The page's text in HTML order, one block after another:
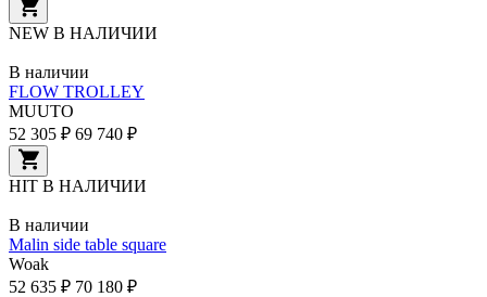
NEW В НАЛИЧИИ
В наличии
FLOW TROLLEY
MUUTO
52 305 ₽ 69 740 ₽
HIT В НАЛИЧИИ
В наличии
Malin side table square
Woak
52 635 ₽ 70 180 ₽